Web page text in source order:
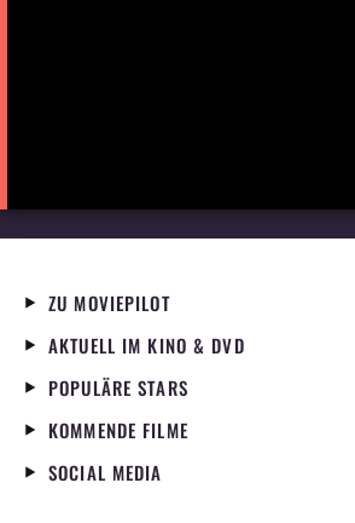
ZU MOVIEPILOT
AKTUELL IM KINO & DVD
POPULÄRE STARS
KOMMENDE FILME
SOCIAL MEDIA